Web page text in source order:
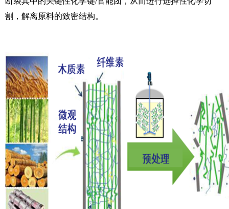
割，解离原料的致密结构。